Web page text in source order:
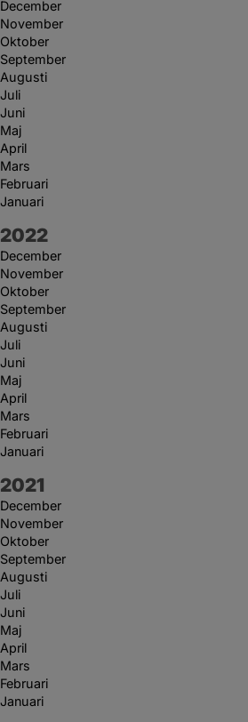
December
November
Oktober
September
Augusti
Juli
Juni
Maj
April
Mars
Februari
Januari
År:
2022
December
November
Oktober
September
Augusti
Juli
Juni
Maj
April
Mars
Februari
Januari
År:
2021
December
November
Oktober
September
Augusti
Juli
Juni
Maj
April
Mars
Februari
Januari